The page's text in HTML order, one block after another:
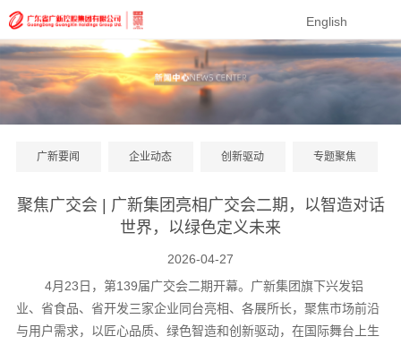
English
广新要闻 企业动态 创新驱动 专题聚焦
聚焦广交会 | 广新集团亮相广交会二期，以智造对话
世界，以绿色定义未来
2026-04-27
4月23日，第139届广交会二期开幕。广新集团旗下兴发铝
业、省食品、省开发三家企业同台亮相、各展所长，聚焦市场前沿
与用户需求， 以匠心品质、绿色智造和创新驱动， 在国际舞台上生